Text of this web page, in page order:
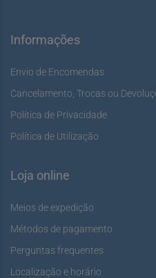
Informações
Envio de Encomendas
Cancelamento, Trocas ou
Política de Privacidade
Política de Utilização
Loja online
Meios de expedição
Métodos de pagamento
Perguntas frequentes
Localização e horário